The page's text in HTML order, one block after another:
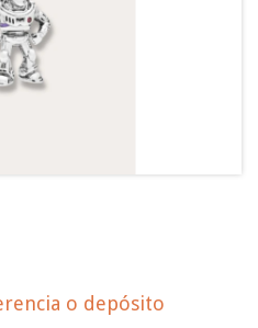
o depósito